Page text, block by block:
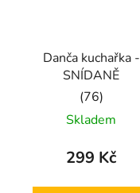
Danča kuchařka -
SNÍDANĚ
Průměrné
hodnocení
produktu
Skladem
299 Kč